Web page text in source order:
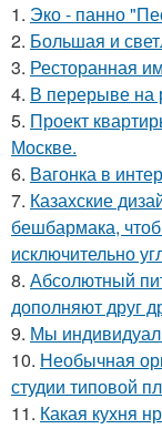
1. Эко - панно
2. Большая и
3. Ресторанная
4. В перерыве на
5. Проект
Москве.
6. Вагонка в
7. Казахские
бешбармака,
исключительно
8. Абсолютный
дополняют друг
9. Мы
10. Необычная
студии типовой
11. Какая кухня